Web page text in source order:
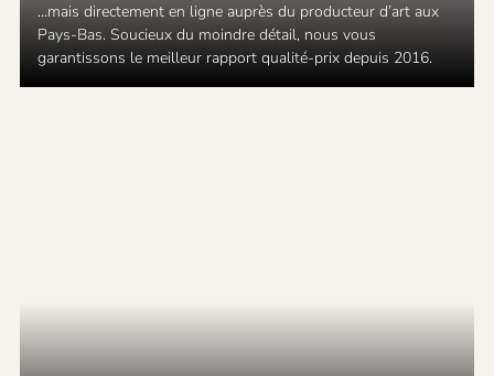
…mais directement en ligne auprès du producteur d’art aux
Pays-Bas. Soucieux du moindre détail, nous vous
garantissons le meilleur rapport qualité-prix depuis 2016.